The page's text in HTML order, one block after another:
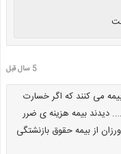
5 سال قبل
می کنند که اگر خسارت
دیدند بیمه هزینه ی ضرر
از بیمه حقوق بازنشتگی